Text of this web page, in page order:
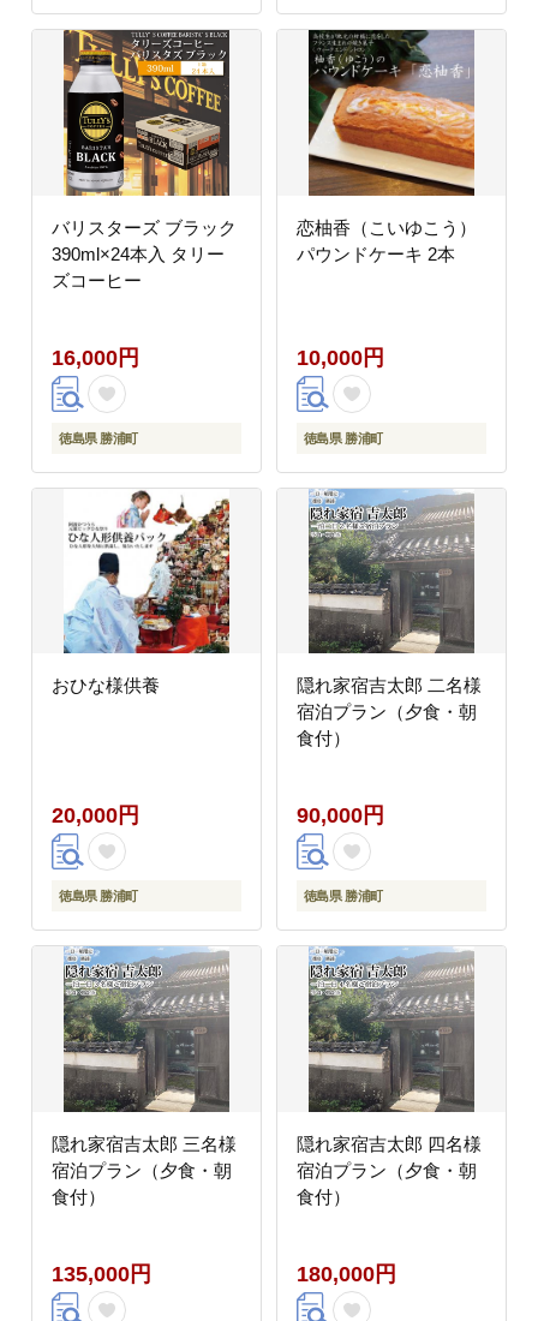
バリスターズ ブラック
390ml×24本入 タリー
ズコーヒー
16,000円
徳島県 勝浦町
恋柚香（こいゆこう）
パウンドケーキ 2本
10,000円
徳島県 勝浦町
おひな様供養
20,000円
徳島県 勝浦町
隠れ家宿吉太郎 二名様
宿泊プラン（夕食・朝
食付）
90,000円
徳島県 勝浦町
隠れ家宿吉太郎 三名様
宿泊プラン（夕食・朝
食付）
135,000円
隠れ家宿吉太郎 四名様
宿泊プラン（夕食・朝
食付）
180,000円